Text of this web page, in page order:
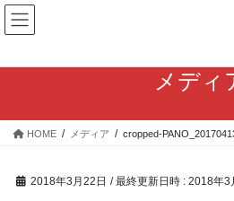
コ
ン
ン
ス
ナ
ビ
ー
ン
メディ
HOME メディア cropped-
2018年3月22日 / 最終更新日時 : 2018年3